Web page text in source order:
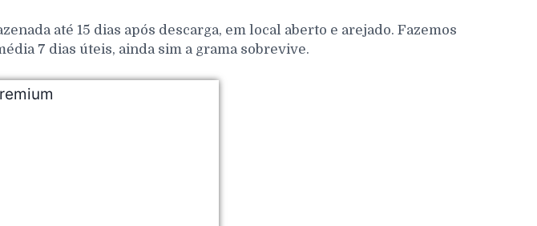
até 15 dias após descarga, em local aberto e arejado. Fazemos
7 dias úteis, ainda sim a grama sobrevive.